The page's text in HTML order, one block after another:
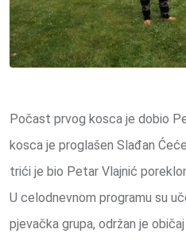
Počast prvog kosca je dobio
kosca je proglašen Slađan
trići je bio Petar Vlajnić
U celodnevnom programu su
pjevačka grupa, održan je